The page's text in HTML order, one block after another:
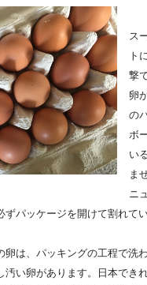
ス
ト
撃
卵
の
ボ
い
ま
ニ
ずパッケージを開けて割れて
卵は、パッキングの工程で洗
汚い卵があります。日本でき